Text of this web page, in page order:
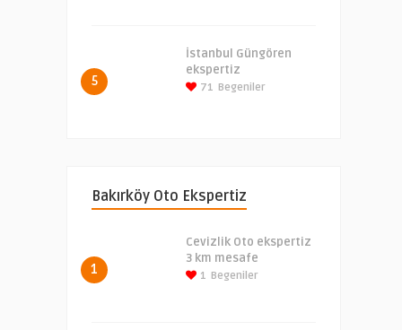
5
İstanbul Güngören
ekspertiz
71 Begeniler
Bakırköy Oto Ekspertiz
1
Cevizlik Oto ekspertiz
3 km mesafe
1 Begeniler